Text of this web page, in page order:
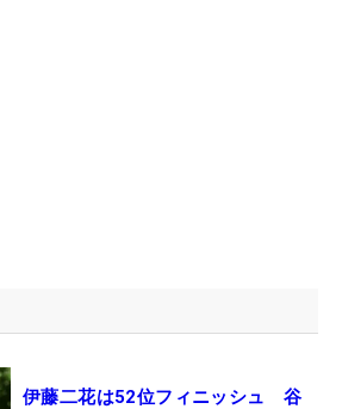
伊藤二花は52位フィニッシュ 谷